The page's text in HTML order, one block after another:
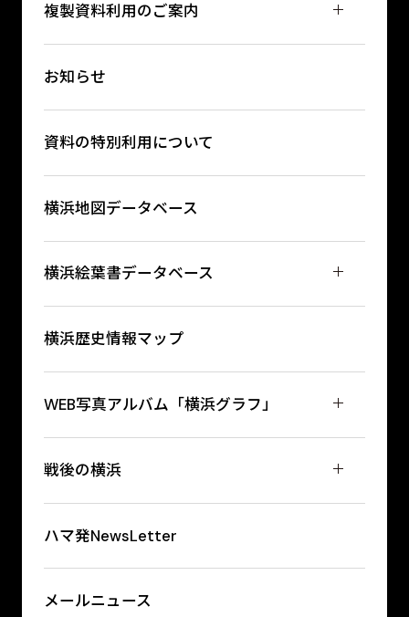
複製資料利用のご案内
お知らせ
資料の特別利用について
横浜地図データベース
横浜絵葉書データベース
横浜歴史情報マップ
WEB写真アルバム「横浜グラフ」
戦後の横浜
ハマ発NewsLetter
メールニュース